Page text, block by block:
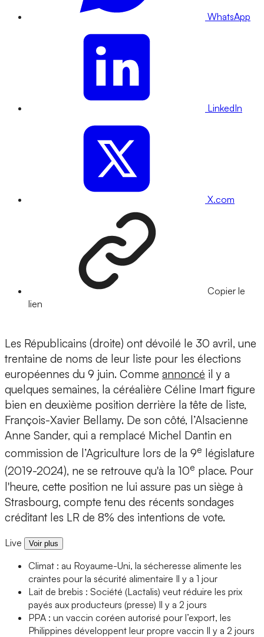
WhatsApp
LinkedIn
X.com
Copier le
lien
Les Républicains (droite) ont dévoilé le 30 avril, une
trentaine de noms de leur liste pour les élections
européennes du 9 juin. Comme annoncé il y a
quelques semaines, la céréalière Céline Imart figure
bien en deuxième position derrière la tête de liste,
François-Xavier Bellamy. De son côté, l’Alsacienne
Anne Sander, qui a remplacé Michel Dantin en
commission de l’Agriculture lors de la 9e législature
(2019-2024), ne se retrouve qu'à la 10e place. Pour
l'heure, cette position ne lui assure pas un siège à
Strasbourg, compte tenu des récents sondages
créditant les LR de 8% des intentions de vote.
Live Voir plus
Climat : au Royaume-Uni, la sécheresse alimente les
craintes pour la sécurité alimentaire Il y a 1 jour
Lait de brebis : Société (Lactalis) veut réduire les prix
payés aux producteurs (presse) Il y a 2 jours
PPA : un vaccin coréen autorisé pour l’export, les
Philippines développent leur propre vaccin Il y a 2 jours